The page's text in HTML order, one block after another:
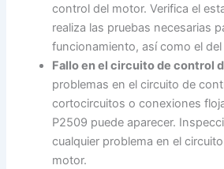
control del motor. Verifica el
realiza las pruebas necesarias
funcionamiento, así como el
Fallo en el circuito de control
problemas en el circuito de
cortocircuitos o conexiones
P2509 puede aparecer.
cualquier problema en el
motor.